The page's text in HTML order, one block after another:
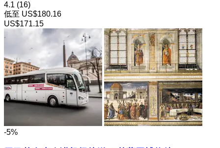
4.1 (16)
低至 US$180.16
US$171.15
-5%